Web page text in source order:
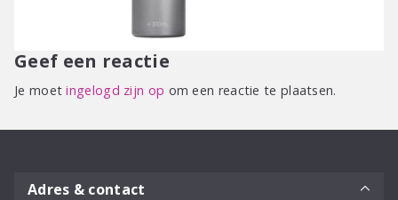
Geef een reactie
Je moetingelogd zijn op om een reactie te plaatsen.
Adres & contact